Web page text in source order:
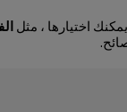
اختيارها ، مثل